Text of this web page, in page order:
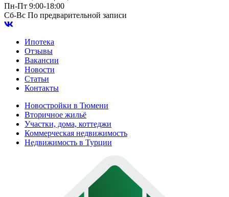
Пн-Пт 9:00-18:00
Сб-Вс По предварительной записи
Ипотека
Отзывы
Вакансии
Новости
Статьи
Контакты
Новостройки в Тюмени
Вторичное жильё
Участки, дома, коттеджи
Коммерческая недвижимость
Недвижимость в Турции